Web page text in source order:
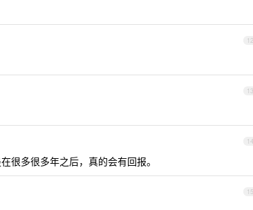
12
13
14
很多很多年之后，真的会有回报。
15